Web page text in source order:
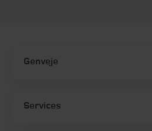
Genveje
Services